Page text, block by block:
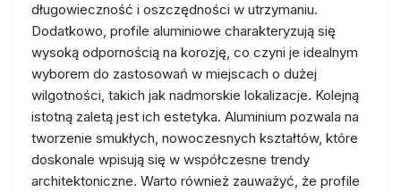
długowieczność i oszczędności w utrzymaniu.
Dodatkowo, profile aluminiowe charakteryzują się
wysoką odpornością na korozję, co czyni je idealnym
wyborem do zastosowań w miejscach o dużej
wilgotności, takich jak nadmorskie lokalizacje. Kolejną
istotną zaletą jest ich estetyka. Aluminium pozwala na
tworzenie smukłych, nowoczesnych kształtów, które
doskonale wpisują się w współczesne trendy
architektoniczne. Warto również zauważyć, że profile